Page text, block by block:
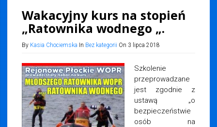
Wakacyjny kurs na stopień
„Ratownika wodnego „.
By Kasia Chociemska In Bez kategorii On 3 lipca 2018
Szkolenie
przeprowadzane
jest zgodnie z
ustawą „o
bezpieczeństwie
osób na